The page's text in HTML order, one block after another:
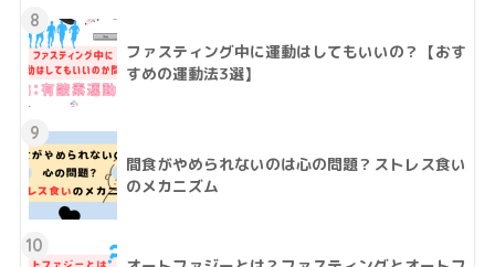
8
ファスティング中に運動はしてもいいの？【おす
すめの運動法3選】
9
間食がやめられないのは心の問題？ストレス食い
のメカニズム
10